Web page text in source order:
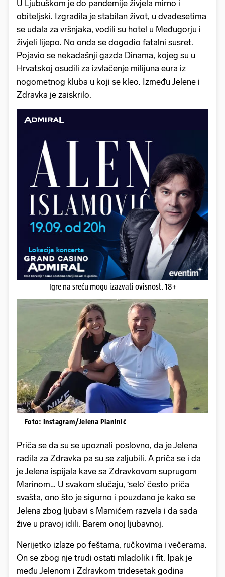
U Ljubuškom je do pandemije živjela mirno i
obiteljski. Izgradila je stabilan život, u dvadesetima
se udala za vršnjaka, vodili su hotel u Međugorju i
živjeli lijepo. No onda se dogodio fatalni susret.
Pojavio se nekadašnji gazda Dinama, kojeg su u
Hrvatskoj osudili za izvlačenje milijuna eura iz
nogometnog kluba u koji se kleo. Između Jelene i
Zdravka je zaiskrilo.
Igre na sreću mogu izazvati ovisnost. 18+
Foto: Instagram/Jelena Planinić
Priča se da su se upoznali poslovno, da je Jelena
radila za Zdravka pa su se zaljubili. A priča se i da
je Jelena ispijala kave sa Zdravkovom suprugom
Marinom… U svakom slučaju, ‘selo’ često priča
svašta, ono što je sigurno i pouzdano je kako se
Jelena zbog ljubavi s Mamićem razvela i da sada
žive u pravoj idili. Barem onoj ljubavnoj.
Nerijetko izlaze po feštama, ručkovima i večerama.
On se zbog nje trudi ostati mladolik i fit. Ipak je
među Jelenom i Zdravkom tridesetak godina